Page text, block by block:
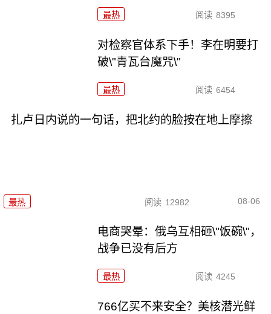
最热 阅读 8395
对检察官体系下手！李在明要打
破\"青瓦台魔咒\"
最热 阅读 6454
扎卢日内说的一句话，把北约的脸按在地上摩擦
最热 阅读 12982 08-06
电商哭晕：俄乌互相砸\"饭碗\"，
战争已没有后方
最热 阅读 4245
766亿买不来安全？美核潜光鲜